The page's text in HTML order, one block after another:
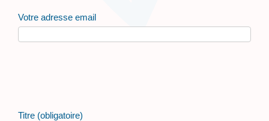
Votre adresse email
Titre (obligatoire)